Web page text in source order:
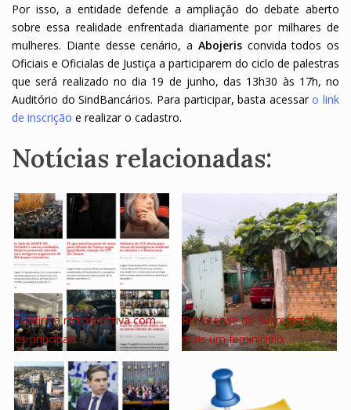
Por isso, a entidade defende a ampliação do debate aberto
sobre essa realidade enfrentada diariamente por milhares de
mulheres. Diante desse cenário, a Abojeris convida todos os
Oficiais e Oficialas de Justiça a participarem do ciclo de palestras
que será realizado no dia 19 de junho, das 13h30 às 17h, no
Auditório do SindBancários. Para participar, basta acessaro link
de inscrição e realizar o cadastro.
Notícias relacionadas:
Confira a retrospectiva com
os principais…
Rio Grande do Sul registra
mais um feminicídio;…